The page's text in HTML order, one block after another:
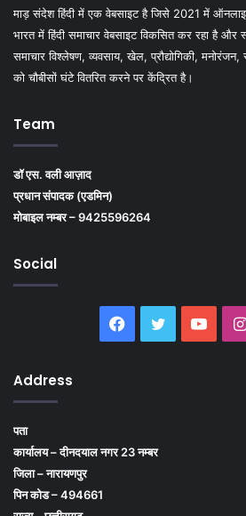
माड़ संदेश हिंदी में एक वेबसाइट है जिसे 2021 में
भारत में हिंदी समाचार वेबसाइट विकसित कर रहा है
समाचार विश्लेषण, व्यवसाय, खेल, प्रौद्योगिकी,
को चौबीसों घंटे वितरित करने पर केंद्रित है।
Team
डॉ एस. वली आज़ाद
प्रधान संपादक (एडमिन)
मोबाइल नम्बर – 9425596264
Social
Facebook
Twitter
Address
पता
कार्यालय – दीनदयाल नगर 23 नम्बर
जिला – नारायणपुर
पिन कोड – 494661